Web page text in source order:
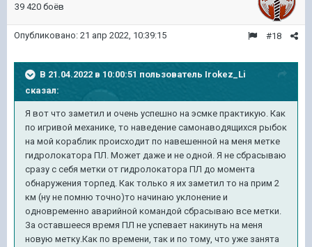
39 420 боёв
#18
Опубликовано: 21 апр 2022, 10:39:15
В 21.04.2022 в 10:00:51 пользователь Irokez_Li
сказал:
Я вот что заметил и очень успешно на эсмке практикую. Как
по игривой механике, то наведение самонаводящихся рыбок
на мой кораблик происходит по навешенной на меня метке
гидролокатора ПЛ. Может даже и не одной. Я не сбрасываю
сразу с себя метки от гидролокатора ПЛ до момента
обнаружения торпед. Как только я их заметил то на прим 2
км (ну не помню точно)то начинаю уклонение и
одновременно аварийной командой сбрасываю все метки.
За оставшееся время ПЛ не успевает накинуть на меня
новую метку.Как по времени, так и по тому, что уже занята